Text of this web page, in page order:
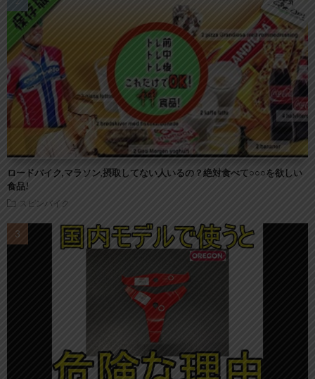
ロードバイク,マラソン,摂取してない人いるの？絶対食べて○○○を欲しい
食品!
スピンバイク